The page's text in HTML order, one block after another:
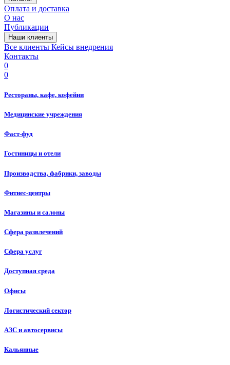
Оплата и доставка
О нас
Публикации
Наши клиенты
Все клиенты Кейсы внедрения
Контакты
0
0
Рестораны, кафе, кофейни
Медицинские учреждения
Фаст-фуд
Гостиницы и отели
Производства, фабрики, заводы
Фитнес-центры
Магазины и салоны
Сфера развлечений
Сфера услуг
Доступная среда
Офисы
Логистический сектор
АЗС и автосервисы
Кальянные